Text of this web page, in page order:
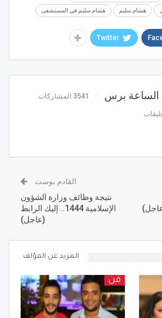
هشام سليم هشام سليم في المستشفى
Twitter
الساعة برس 3541 المشاركات
القادم بوست
نتيجة وظائف وزارة الشؤون
الإسلامية 1444.. إليك الرابط
(عاجل)
المزيد عن المؤلف
فن